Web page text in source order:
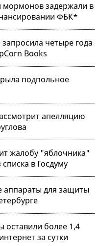
мормонов задержали в
ФБК*
четыре года
Books
подпольное
апелляцию
жалобу "яблочника"
в Госдуму
аппараты для защиты
оставили более 1,4
за сутки